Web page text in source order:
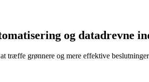
og datadrevne
træffe grønnere og mere effektive beslutninger